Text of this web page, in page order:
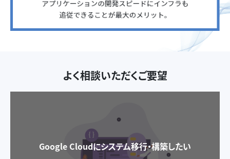
よく相談いただくご要望
Google Cloudにシステム移行・構築したい